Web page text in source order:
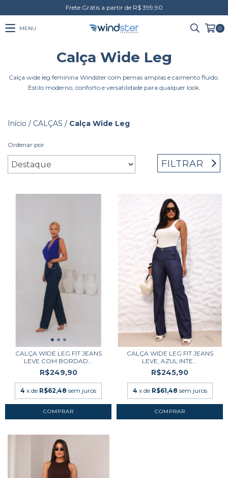
Frete Grátis a partir de R$ 399,90
MENU 0
Calça Wide Leg
Calça wide leg feminina Windster com pernas amplas e caimento fluido.
Estilo moderno, conforto e versatilidade para qualquer look.
Início / CALÇAS / Calça Wide Leg
Ordenar por
FILTRAR
CALÇA WIDE LEG FIT JEANS
LEVE COM BORDAD...
R$249,90
4 x de R$62,48 sem juros
COMPRAR
CALÇA WIDE LEG FIT JEANS
LEVE, AZUL INTE...
R$245,90
4 x de R$61,48 sem juros
COMPRAR